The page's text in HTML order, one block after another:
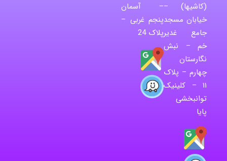
(کاشیها) –
خیابان مسجد
جامع غدیر
خم – نبش
نگارستان
چهارم – پلاک
۱۱ – کلینیک
توانبخشی
پایا
– آسمان
پنجم غربی –
پلاک 24